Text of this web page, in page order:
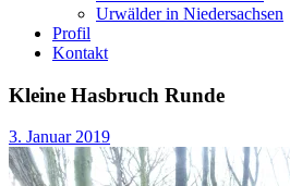
Urwälder in Niedersachsen
Profil
Kontakt
Kleine Hasbruch Runde
3. Januar 2019